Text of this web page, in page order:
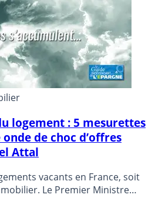
logement : 5 mesurettes
de choc d’offres
Attal
vacants en France, soit
Le Premier Ministre